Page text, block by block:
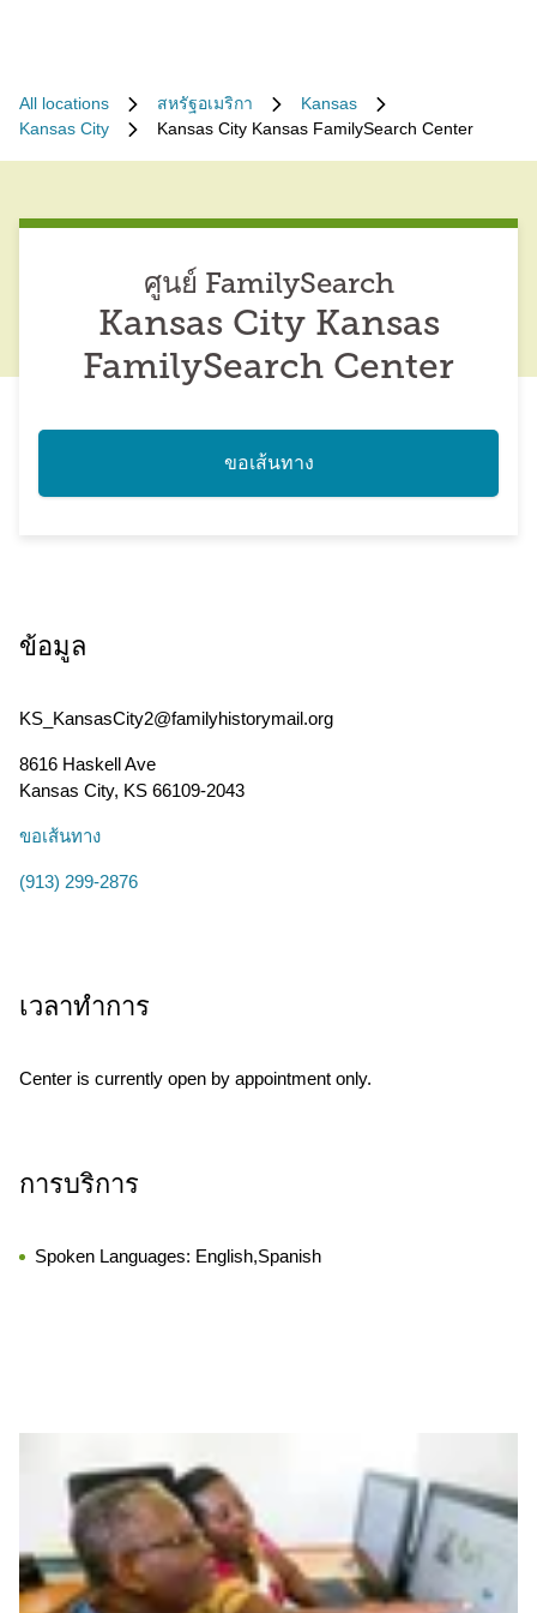
All locations สหรัฐอเมริกา
Kansas
Kansas City
Kansas City Kansas FamilySearch Center
ศูนย์ FamilySearch
Kansas City Kansas
FamilySearch Center
ขอเส้นทาง
ข้อมูล
KS_KansasCity2@familyhistorymail.org
8616 Haskell Ave
Kansas City, KS 66109-2043
ขอเส้นทาง
(913) 299-2876
เวลาทำการ
Center is currently open by appointment only.
การบริการ
Spoken Languages: English,Spanish